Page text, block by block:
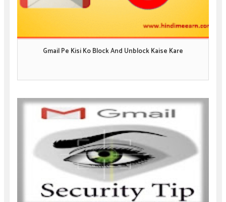
Gmail Pe Kisi Ko Block And Unblock Kaise Kare